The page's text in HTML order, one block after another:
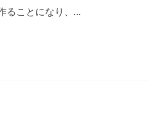
ることになり、…